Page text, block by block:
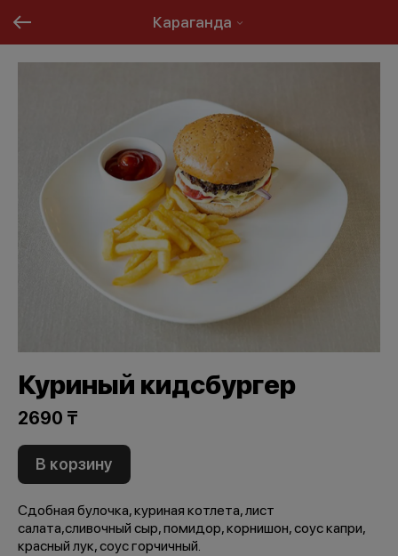
Караганда
Куриный кидсбургер
2690 ₸
В корзину
Сдобная булочка, куриная котлета, лист
салата,сливочный сыр, помидор, корнишон, соус капри,
красный лук, соус горчичный.